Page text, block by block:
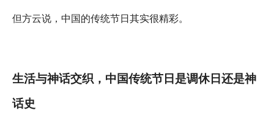
但方云说，中国的传统节日其实很精彩。
生活与神话交织，中国传统节日是调休日还是神
话史